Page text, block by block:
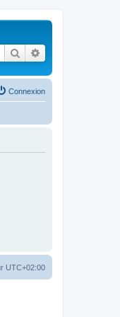
Rechercher
Connexion
UTC+02:00